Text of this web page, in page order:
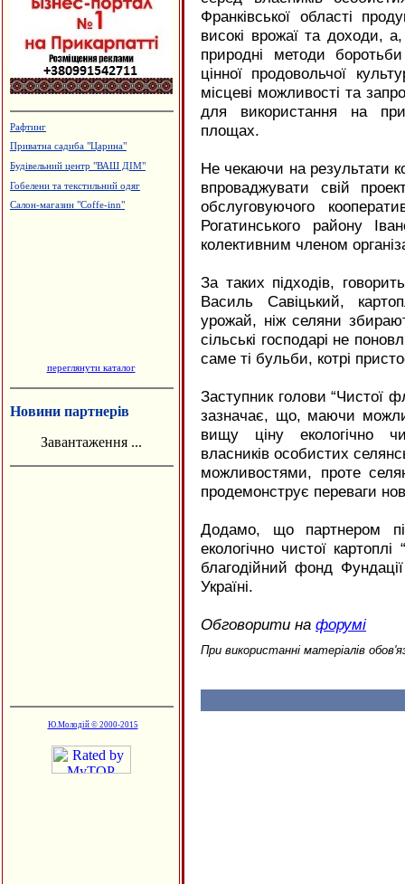
Каміни. Вклади до камінів
Виготовлення технологічного
ПП "Альянс"
Кафе "Звенислава"
Салон-магазин "КАЯ" - штори,
переглянути каталог
Новини партнерів
Завантаження ...
Ю.Молодій © 2000-2015
Франківської області
високі врожаї та доходи,
природні методи
цінної продовольчої
місцеві можливості та
для використання на
площах.
Не чекаючи на результати
впроваджувати свій
обслуговуючого
Рогатинського району
колективним членом
За таких підходів,
Василь Савіцький,
урожай, ніж селяни
сільські господарі не
саме ті бульби, котрі
Заступник голови “Чистої
зазначає, що, маючи
вищу ціну екологічно
власників особистих
можливостями, проте
продемонструє переваги
Додамо, що партнером
екологічно чистої
благодійний фонд
Україні.
Обговорити на форумі
При використанні матеріалів